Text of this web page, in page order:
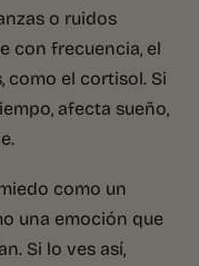
o ruidos
con frecuencia, el
como el cortisol. Si
afecta sueño,
como un
una emoción que
Si lo ves así,